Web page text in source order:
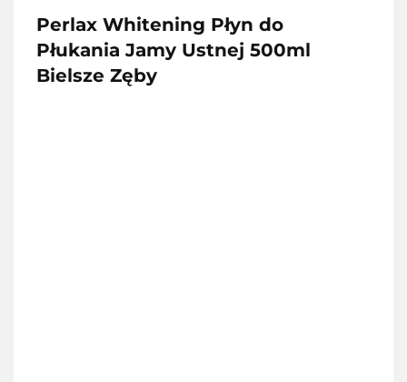
Perlax Whitening Płyn do
Płukania Jamy Ustnej 500ml
Bielsze Zęby